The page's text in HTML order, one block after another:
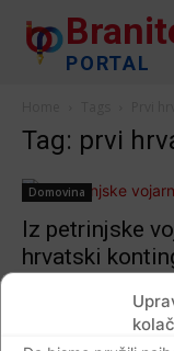
PORTAL
Tag: prvi
Domovina
Iz petrinjske
hrvatski